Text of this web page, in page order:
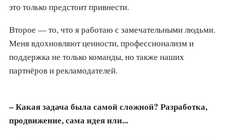
это только предстоит привнести.
Второе — то, что я работаю с замечательными людьми.
Меня вдохновляют ценности, профессионализм и
поддержка не только команды, но также наших
партнёров и рекламодателей.
– Какая задача была самой сложной? Разработка,
продвижение, сама идея или...